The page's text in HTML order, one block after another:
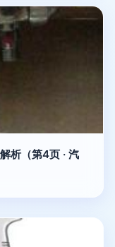
析（第4页 · 汽